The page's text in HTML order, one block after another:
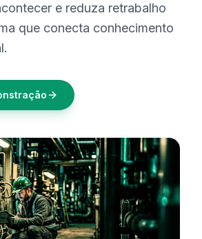
e reduza retrabalho
que conecta conhecimento